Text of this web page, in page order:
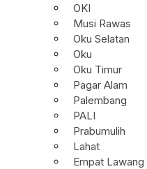
OKI
Musi Rawas
Oku Selatan
Oku
Oku Timur
Pagar Alam
Palembang
PALI
Prabumulih
Lahat
Empat Lawang